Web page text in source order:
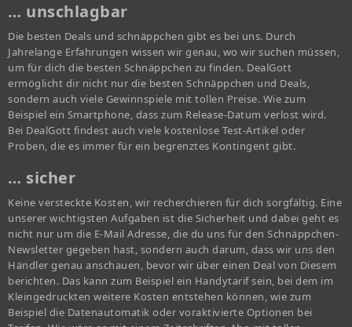
… unschlagbar
Die besten Deals und schnäppchen gibt es bei uns. Durch
Jahrelange Erfahrungen wissen wir genau, wo wir suchen müssen,
um für dich die besten Schnäppchen zu finden. DealGott
ermöglicht dir nicht nur die besten Schnäppchen und Deals,
sondern auch viele Gewinnspiele mit tollen Preise. Wie zum
Beispiel ein Smartphone, dass zum Release-Datum verlost wird.
Bei DealGott findest auch viele kostenlose Test-Artikel oder
Proben, die es immer für ein begrenztes Kontingent gibt.
… sicher
Keine versteckte Kosten, wir recherchieren für dich sorgfältig. Eine
unserer wichtigsten Aufgaben ist die Sicherheit und dabei geht es
nicht nur um die E-Mail Adresse, die du uns für den Schnäppchen-
Newsletter gegeben hast, sondern auch darum, dass wir uns den
Händler genau anschauen, bevor wir über einen Deal von Diesem
berichten. Das kann zum Beispiel ein Handytarif sein, bei dem im
Kleingedruckten weitere Kosten entstehen können, wie zum
Beispiel die Datenautomatik oder voraktivierte Optionen bei